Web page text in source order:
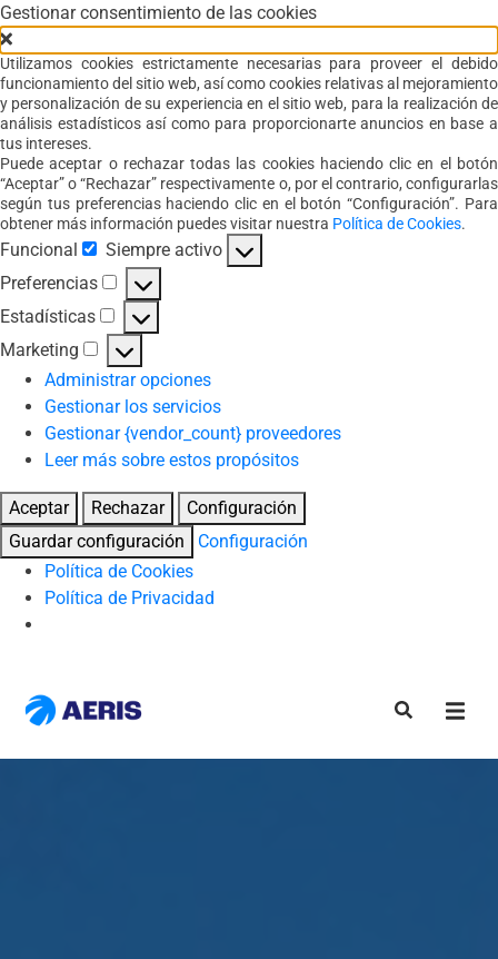
Gestionar consentimiento de las cookies
Utilizamos cookies estrictamente necesarias para proveer el debido
funcionamiento del sitio web, así como cookies relativas al mejoramiento
y personalización de su experiencia en el sitio web, para la realización de
análisis estadísticos así como para proporcionarte anuncios en base a
tus intereses.
Puede aceptar o rechazar todas las cookies haciendo clic en el botón
“Aceptar” o “Rechazar” respectivamente o, por el contrario, configurarlas
según tus preferencias haciendo clic en el botón “Configuración”. Para
obtener más información puedes visitar nuestra Política de Cookies.
Funcional Funcional
Siempre activo
Preferencias
Preferencias
Estadísticas
Estadísticas
Marketing
Marketing
Administrar opciones
Gestionar los servicios
Gestionar {vendor_count} proveedores
Leer más sobre estos propósitos
Aceptar Rechazar
Configuración
Guardar configuración
Configuración
Política de Cookies
Política de Privacidad
content